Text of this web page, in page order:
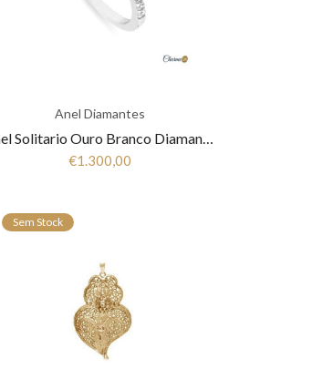
Anel Diamantes
Anel Solitario Ouro Branco Diamantes 19,25K ANR4908B
€1.300,00
Sem Stock